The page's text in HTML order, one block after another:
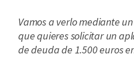
Vamos a verlo mediante
que quieres solicitar un
de deuda de 1.500 euros